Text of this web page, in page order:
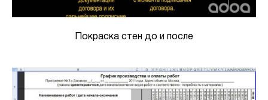
Покраска стен до и после